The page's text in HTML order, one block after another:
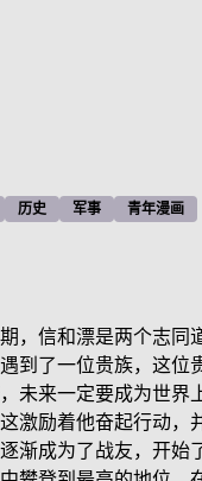
9a96b7f07b78
历史 军事 青年漫画
，信和漂是两个志
到了一位贵族，这
未来一定要成为世
激励着他奋起行动
渐成为了战友，开